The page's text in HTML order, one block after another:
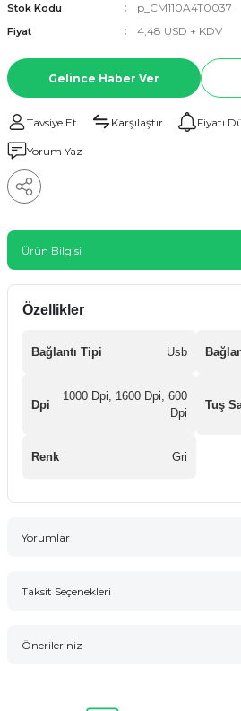
Stok Kodu p_CM110A4T0037
Fiyat 4,48 USD + KDV
Gelince Haber Ver
Tavsiye Et Karşılaştır Fiyatı
Yorum Yaz
Ürün Bilgisi
Özellikler
Bağlantı Tipi Usb
Dpi
1000 Dpi, 1600 Dpi, 600
Dpi
Tuş
Renk Gri
Yorumlar
Taksit Seçenekleri
Önerileriniz